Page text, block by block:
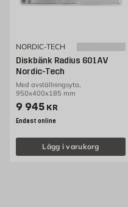
NORDIC-TECH
Diskbänk Radius 601AV
Nordic-Tech
Med avställningsyta,
950x400x185 mm
Pris 9945 kr
9 945 KR
Endast online
Lägg i varukorg